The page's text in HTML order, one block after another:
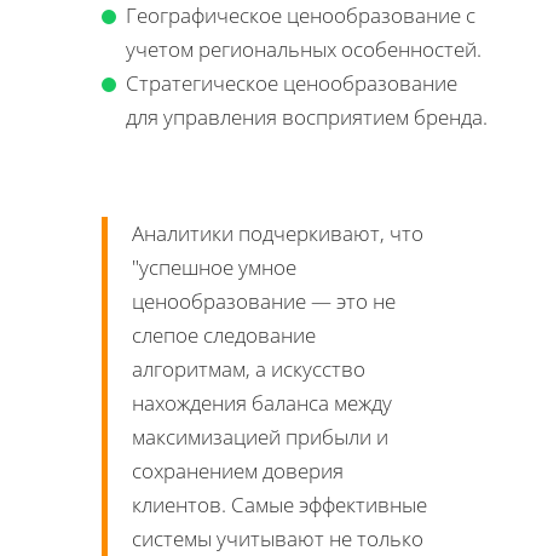
Географическое ценообразование с
учетом региональных особенностей.
Стратегическое ценообразование
для управления восприятием бренда.
Аналитики подчеркивают, что
успешное умное
ценообразование — это не
слепое следование
алгоритмам, а искусство
нахождения баланса между
максимизацией прибыли и
сохранением доверия
клиентов. Самые эффективные
системы учитывают не только